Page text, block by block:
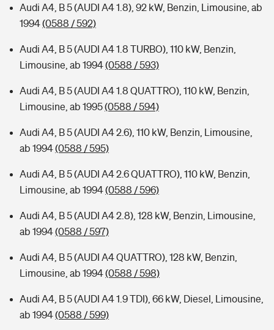
Sie haben Fragen?
Zur Übersicht
Tools
Kinderunfall-Check: Mehr Sicherheit für deine Kids
Sie haben Fragen?
Audi A4, B 5 (AUDI A4 1.8), 92 kW, Benzin, Limousine, ab
1994(0588 / 592)
Audi A4, B 5 (AUDI A4 1.8 TURBO), 110 kW, Benzin,
Limousine, ab 1994(0588 / 593)
Audi A4, B 5 (AUDI A4 1.8 QUATTRO), 110 kW, Benzin,
Limousine, ab 1995(0588 / 594)
Audi A4, B 5 (AUDI A4 2.6), 110 kW, Benzin, Limousine,
ab 1994(0588 / 595)
Audi A4, B 5 (AUDI A4 2.6 QUATTRO), 110 kW, Benzin,
Limousine, ab 1994(0588 / 596)
Audi A4, B 5 (AUDI A4 2.8), 128 kW, Benzin, Limousine,
ab 1994(0588 / 597)
Audi A4, B 5 (AUDI A4 QUATTRO), 128 kW, Benzin,
Limousine, ab 1994(0588 / 598)
Audi A4, B 5 (AUDI A4 1.9 TDI), 66 kW, Diesel, Limousine,
ab 1994(0588 / 599)